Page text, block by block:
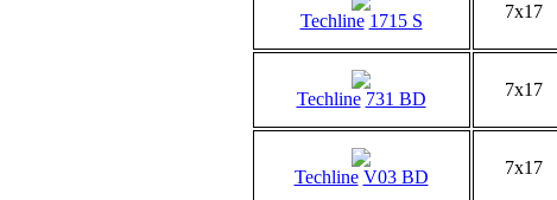
Techline 1715 S 7x17
Techline 731 BD 7x17
Techline V03 BD 7x17